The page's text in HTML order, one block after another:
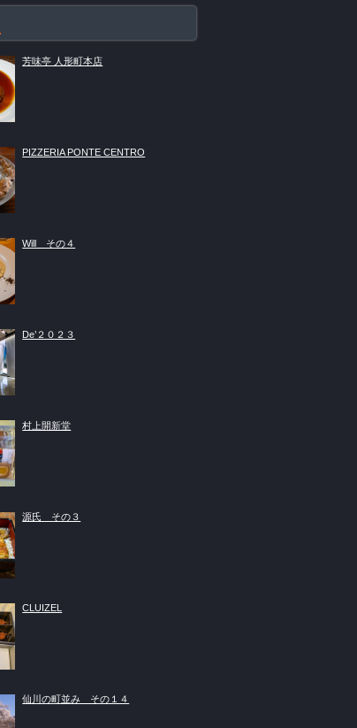
芳味亭 人形町本店
PIZZERIA PONTE CENTRO
Will その４
De’２０２３
村上開新堂
源氏 その３
CLUIZEL
仙川の町並み その１４